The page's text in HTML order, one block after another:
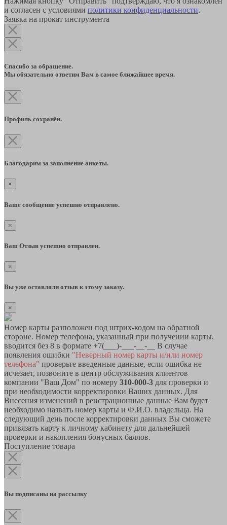
и согласен с условиями политики конфиденциальности.
Заявка на прокат инструмента
Спасибо за обращение.
Мы обязательно ответим Вам в самое ближайшее время.
Профиль сохранён.
Благодарим за заполнение анкеты.
×
Ваше сообщение успешно отправлено.
×
Ваш Отзыв успешно отправлен.
×
Вы уже оставляли отзыв к этому заказу.
×
Номер карты разположен под штрих-кодом на обратной
стороне. Номер телефона, указанный при получении карты,
вводится без 8 в формате +7(___)-___-__-__ В случае
появления ошибки "Неверный номер карты и/или номер
телефона" проверьте введенные данные, если ошибка не
исчезает, позвоните в центр обслуживания клиентов
компании "Ваш Дом" по номеру 310-000-3 для проверки и
при необходимости корректировки Ваших данных. Для
Внесения изменений в реистрационные данные Вам будет
необходимо назвать номер карты и Ф.И.О. владельца. На
следующий день после корректировки данных Вы сможете
привязать карту к личному кабинету для дальнейшей
проверки и накопления бонусных баллов.
Поступление товара
Вы подписаны на рассылку